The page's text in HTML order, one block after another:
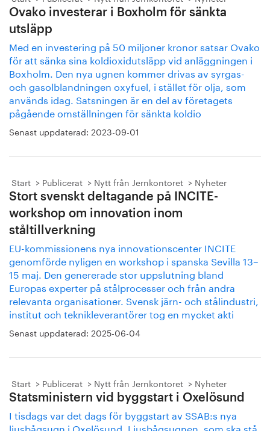
Ovako investerar i Boxholm för sänkta
utsläpp
Med en investering på 50 miljoner kronor satsar Ovako
för att sänka sina koldioxidutsläpp vid anläggningen i
Boxholm. Den nya ugnen kommer drivas av syrgas-
och gasolblandningen oxyfuel, i stället för olja, som
används idag. Satsningen är en del av företagets
pågående omställningen för sänkta koldio
Senast uppdaterad: 2023-09-01
Start Publicerat Nytt från Jernkontoret Nyheter
Stort svenskt deltagande på INCITE-
workshop om innovation inom
ståltillverkning
EU-kommissionens nya innovationscenter INCITE
genomförde nyligen en workshop i spanska Sevilla 13–
15 maj. Den genererade stor uppslutning bland
Europas experter på stålprocesser och från andra
relevanta organisationer. Svensk järn- och stålindustri,
institut och teknikleverantörer tog en mycket akti
Senast uppdaterad: 2025-06-04
Start Publicerat Nytt från Jernkontoret Nyheter
Statsministern vid byggstart i Oxelösund
I tisdags var det dags för byggstart av SSAB:s nya
ljusbågsugn i Oxelösund. Ljusbågsugnen, som ska stå